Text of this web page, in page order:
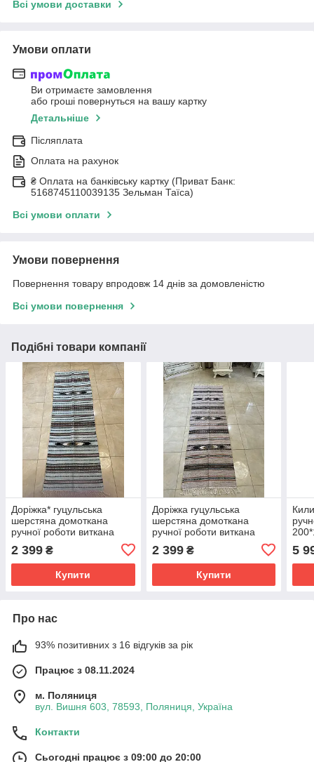
Всі умови доставки
Умови оплати
Ви отримаєте замовлення
або гроші повернуться на вашу картку
Детальніше
Післяплата
Оплата на рахунок
₴ Оплата на банківську картку (Приват Банк:
5168745110039135 Зельман Таїса)
Всі умови оплати
Умови повернення
Повернення товару впродовж 14 днів за домовленістю
Всі умови повернення
Подібні товари компанії
Доріжка* гуцульська
шерстяна домоткана
ручної роботи виткана
шерстяними нитками на
верстаті 200*67 см
2 399 ₴
Купити
Доріжка гуцульська
шерстяна домоткана
ручної роботи виткана
шерстяними нитками на
верстаті 200*67 см
2 399₴
Купити
5
Про нас
93% позитивних з 16 відгуків за рік
Працює з 08.11.2024
м. Поляниця
вул. Вишня 603, 78593, Поляниця, Україна
Контакти
Сьогодні працює з 09:00 до 20:00